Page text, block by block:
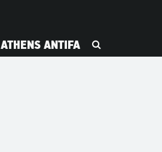
ATHENS ANTIFA